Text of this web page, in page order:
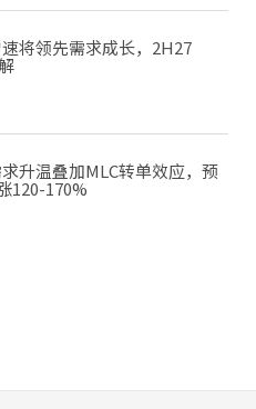
将领先需求成长，2H27
升温叠加MLC转单效应，预
120-170%